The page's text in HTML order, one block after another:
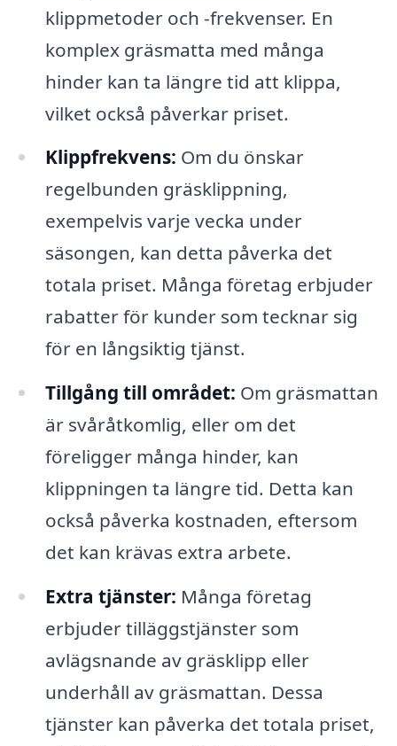
klippmetoder och -frekvenser. En
komplex gräsmatta med många
hinder kan ta längre tid att klippa,
vilket också påverkar priset.
Klippfrekvens: Om du önskar
regelbunden gräsklippning,
exempelvis varje vecka under
säsongen, kan detta påverka det
totala priset. Många företag erbjuder
rabatter för kunder som tecknar sig
för en långsiktig tjänst.
Tillgång till området: Om gräsmattan
är svåråtkomlig, eller om det
föreligger många hinder, kan
klippningen ta längre tid. Detta kan
också påverka kostnaden, eftersom
det kan krävas extra arbete.
Extra tjänster: Många företag
erbjuder tilläggstjänster som
avlägsnande av gräsklipp eller
underhåll av gräsmattan. Dessa
tjänster kan påverka det totala priset,